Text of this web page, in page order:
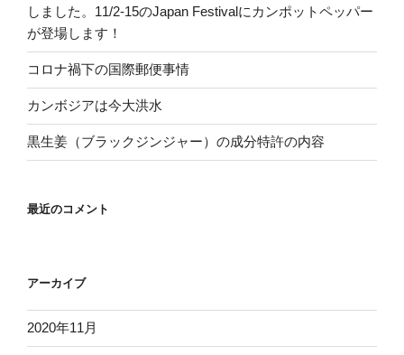
しました。11/2-15のJapan Festivalにカンポットペッパー
が登場します！
コロナ禍下の国際郵便事情
カンボジアは今大洪水
黒生姜（ブラックジンジャー）の成分特許の内容
最近のコメント
アーカイブ
2020年11月